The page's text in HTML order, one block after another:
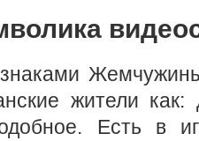
жители
Есть в